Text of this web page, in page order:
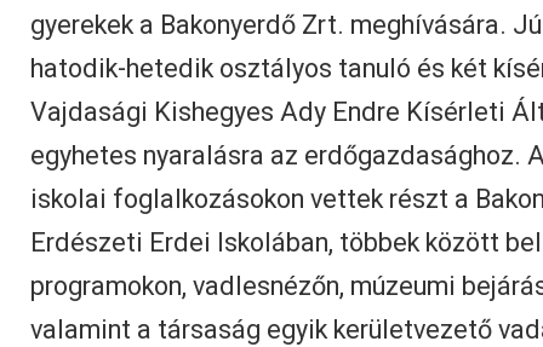
gyerekek a Bakonyerdő Zrt. meghívására.
hatodik-hetedik osztályos tanuló és két
Vajdasági Kishegyes Ady Endre Kísérleti
egyhetes nyaralásra az erdőgazdasághoz.
iskolai foglalkozásokon vettek részt a
Erdészeti Erdei Iskolában, többek között
programokon, vadlesnézőn, múzeumi
valamint a társaság egyik kerületvezető